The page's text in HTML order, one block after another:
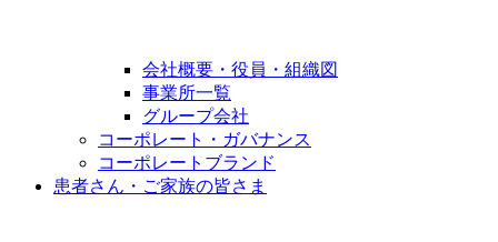
会社概要・役員・組織図
事業所一覧
グループ会社
コーポレート・ガバナンス
コーポレートブランド
患者さん・ご家族の皆さま